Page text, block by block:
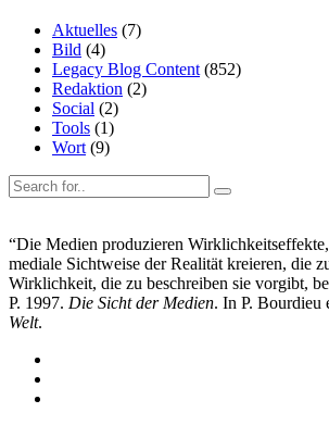
Aktuelles (7)
Bild (4)
Legacy Blog Content (852)
Redaktion (2)
Social (2)
Tools (1)
Wort (9)
“Die Medien produzieren
mediale Sichtweise der Realität kreieren, die
Wirklichkeit, die zu beschreiben sie vorgibt,
P. 1997. Die Sicht der Medien. In P. Bourdieu
Welt.